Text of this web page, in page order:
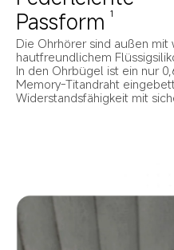
Passform 1
Die Ohrhörer sind außen
hautfreundlichem
In den Ohrbügel ist ein nur
Memory-Titandraht
Widerstandsfähigkeit mit